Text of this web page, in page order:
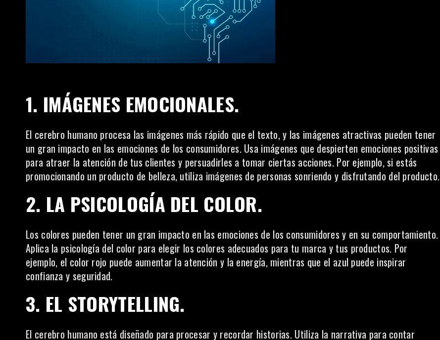
1. IMÁGENES EMOCIONALES.
El cerebro humano procesa las imágenes más rápido que el texto, y las imágenes atractivas pueden tener
un gran impacto en las emociones de los consumidores. Usa imágenes que despierten emociones positivas
para atraer la atención de tus clientes y persuadirles a tomar ciertas acciones. Por ejemplo, si estás
promocionando un producto de belleza, utiliza imágenes de personas sonriendo y disfrutando del producto.
2. LA PSICOLOGÍA DEL COLOR.
Los colores pueden tener un gran impacto en las emociones de los consumidores y en su comportamiento.
Aplica la psicología del color para elegir los colores adecuados para tu marca y tus productos. Por
ejemplo, el color rojo puede aumentar la atención y la energía, mientras que el azul puede inspirar
confianza y seguridad.
3. EL STORYTELLING.
El cerebro humano está diseñado para procesar y recordar historias. Utiliza la narrativa para contar